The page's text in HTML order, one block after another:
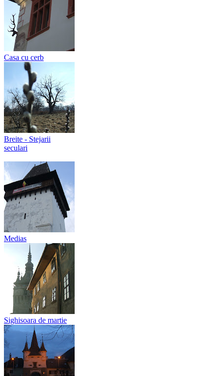
Casa cu cerb
Breite - Stejarii
seculari
Medias
Sighisoara de martie